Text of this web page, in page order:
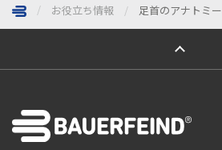
お役立ち情報 足首のアナトミー
ページトップへ